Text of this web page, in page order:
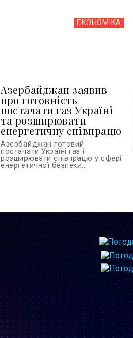
ЕКОНОМІКА
Азербайджан заявив
про готовність
постачати газ Україні
та розширювати
енергетичну співпрацю
Азербайджан готовий
постачати Україні газ і
розширювати співпрацю у сфері
енергетичної безпеки...